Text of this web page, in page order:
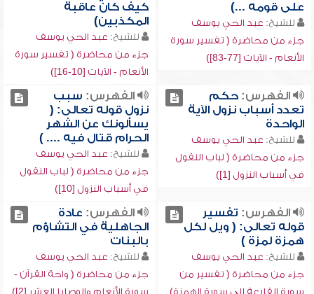
على قومه ...)
للشيخ: عبد الحي يوسف
جزء من محاضرة ( تفسير سورة
الأنعام - الآيات [77-83])
كيف كان عاقبة
المكذبين)
للشيخ: عبد الحي يوسف
جزء من محاضرة ( تفسير سورة
الأنعام - الآيات [10-16])
الفهرس:حكم
تعدد أسباب نزول الآية
الواحدة
للشيخ: عبد الحي يوسف
جزء من محاضرة ( لباب النقول
في أسباب النزول [1])
الفهرس: سبب
نزول قوله تعالى: (
يسألونك عن الشهر
الحرام قتال فيه .... )
للشيخ: عبد الحي يوسف
جزء من محاضرة ( لباب النقول
في أسباب النزول [10])
الفهرس: تفسير
قوله تعالى: ( ويل لكل
همزة لمزة )
للشيخ: عبد الحي يوسف
جزء من محاضرة ( تفسير من
سورة القارعة إلى سورة الهمزة)
الفهرس: عادة
الجاهلية في التشاؤم
بالبنات
للشيخ: عبد الحي يوسف
جزء من محاضرة ( واحة القرآن -
سورة الأنعام والوصايا العشر [2])